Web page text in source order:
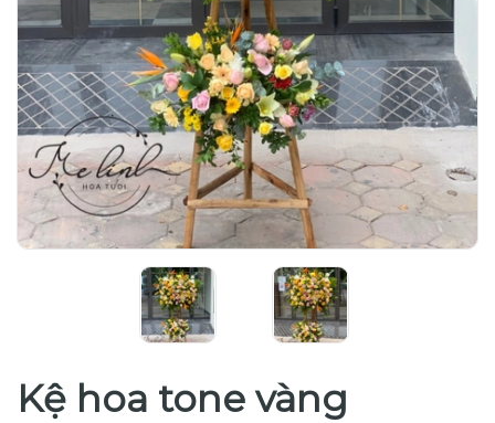
Kệ hoa tone vàng